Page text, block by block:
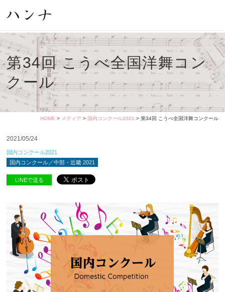
第34回 こうべ全国洋舞コン
クール
HOME > メディア > 国内コンクール2021 > 第34回 こうべ全国洋舞コンクール
2021/05/24
国内コンクール2021
国内コンクール／中部・近畿 2021
LINEで送る